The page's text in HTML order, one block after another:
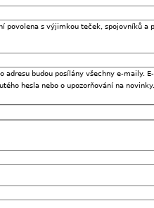
povolena s výjimkou teček, spojovníků a
adresu budou posílány všechny e-maily.
hesla nebo o upozorňování na novinky.